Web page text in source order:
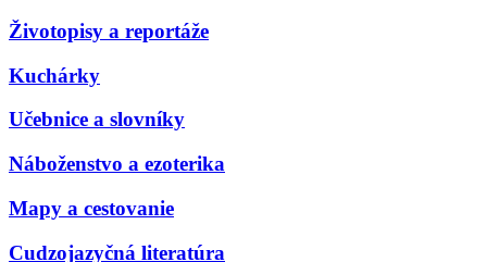
Životopisy a reportáže
Kuchárky
Učebnice a slovníky
Náboženstvo a ezoterika
Mapy a cestovanie
Cudzojazyčná literatúra